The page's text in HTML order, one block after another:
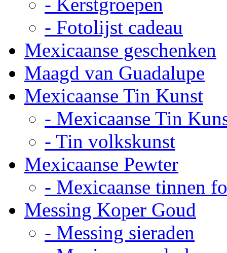
- Fotolijst cadeau
Mexicaanse geschenken
Maagd van Guadalupe
Mexicaanse Tin Kunst
- Mexicaanse Tin
- Tin volkskunst
Mexicaanse Pewter
- Mexicaanse tinnen
Messing Koper Goud
- Messing sieraden